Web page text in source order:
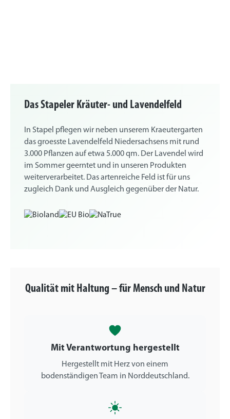
Das Stapeler Kräuter- und Lavendelfeld
In Stapel pflegen wir neben unserem Kraeutergarten
das groesste Lavendelfeld Niedersachsens mit rund
3.000 Pflanzen auf etwa 5.000 qm. Der Lavendel wird
im Sommer geerntet und in unseren Produkten
weiterverarbeitet. Das artenreiche Feld ist für uns
zugleich Dank und Ausgleich gegenüber der Natur.
Qualität mit Haltung – für Mensch und Natur
Mit Verantwortung hergestellt
Hergestellt mit Herz von einem
bodenständigen Team in Norddeutschland.